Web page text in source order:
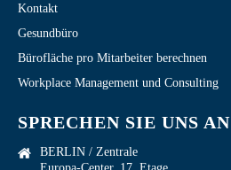
Kontakt
Gesundbüro
Bürofläche pro Mitarbeiter berechnen
Workplace Management und Consulting
SPRECHEN SIE UNS AN
BERLIN / Zentrale